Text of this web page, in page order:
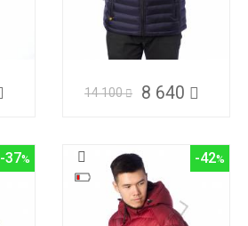
14 100 8 640
-37 -42